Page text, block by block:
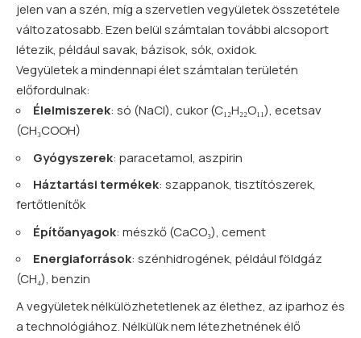
jelen van a szén, míg a szervetlen vegyületek összetétele
változatosabb. Ezen belül számtalan további alcsoport
létezik, például savak, bázisok, sók, oxidok.
Vegyületek a mindennapi élet számtalan területén
előfordulnak:
Élelmiszerek: só (NaCl), cukor (C₁₂H₂₂O₁₁), ecetsav
(CH₃COOH)
Gyógyszerek: paracetamol, aszpirin
Háztartási termékek: szappanok, tisztítószerek,
fertőtlenítők
Építőanyagok: mészkő (CaCO₃), cement
Energiaforrások: szénhidrogének, például földgáz
(CH₄), benzin
A vegyületek nélkülözhetetlenek az élethez, az iparhoz és
a technológiához. Nélkülük nem létezhetnének élő